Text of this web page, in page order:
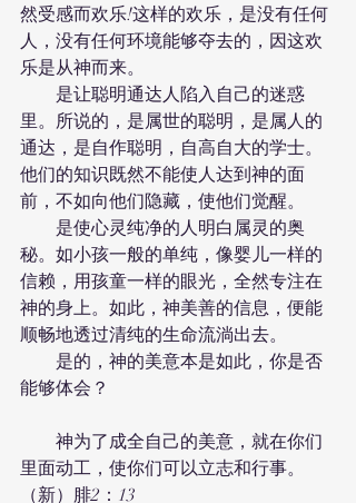
然受感而欢乐!这样的欢乐，是没有任何
人，没有任何环境能够夺去的，因这欢
乐是从神而来。
是让聪明通达人陷入自己的迷惑
里。所说的，是属世的聪明，是属人的
通达，是自作聪明，自高自大的学士。
他们的知识既然不能使人达到神的面
前，不如向他们隐藏，使他们觉醒。
是使心灵纯净的人明白属灵的奥
秘。如小孩一般的单纯，像婴儿一样的
信赖，用孩童一样的眼光，全然专注在
神的身上。如此，神美善的信息，便能
顺畅地透过清纯的生命流淌出去。
是的，神的美意本是如此，你是否
能够体会？
神为了成全自己的美意，就在你们
里面动工，使你们可以立志和行事。
（新）腓2：13